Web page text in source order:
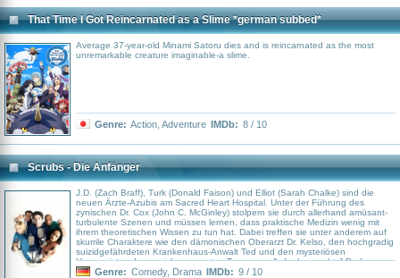
That Time I Got Reincarnated as a Slime *german subbed*
Average 37-year-old Minami Satoru dies and is reincarnated as the most
unremarkable creature imaginable-a slime.
Genre: Action Adventure IMDb: 8 / 10
Scrubs - Die Anfänger
J.D. (Zach Braff), Turk (Donald Faison) und Elliot (Sarah Chalke) sind die
neuen Ärzte-Azubis am Sacred Heart Hospital. Unter der Führung des
zynischen Dr. Cox (John C. McGinley) stolpern sie durch allerhand amüsant-
turbulente Szenen und müssen lernen, dass praktische Medizin wenig mit
ihrem theoretischen Wissen zu tun hat. Dabei treffen sie unter anderem auf
skurrile Charaktere wie den dämonischen Oberarzt Dr. Kelso, den hochgradig
suizidgefährdeten Krankenhaus-Anwalt Ted und den mysteriösen
Hausmeister, der es sich vom ersten Tag an zur Aufgabe macht J.D. das
Leben so schwer wie möglich zu machen..
Genre: Comedy, Drama IMDb: 9 / 10